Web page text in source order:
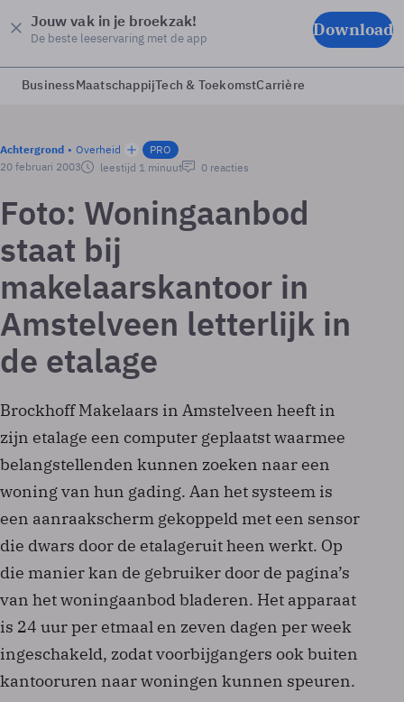
Jouw vak in je broekzak!
De beste leeservaring met de app Download
BusinessMaatschappijTech & ToekomstCarrière
Achtergrond Overheid
PRO
20 februari 2003
leestijd 1 minuut 0 reacties
Foto: Woningaanbod
staat bij
makelaarskantoor in
Amstelveen letterlijk in
de etalage
Brockhoff Makelaars in Amstelveen heeft in
zijn etalage een computer geplaatst waarmee
belangstellenden kunnen zoeken naar een
woning van hun gading. Aan het systeem is
een aanraakscherm gekoppeld met een sensor
die dwars door de etalageruit heen werkt. Op
die manier kan de gebruiker door de pagina’s
van het woningaanbod bladeren. Het apparaat
is 24 uur per etmaal en zeven dagen per week
ingeschakeld, zodat voorbijgangers ook buiten
kantooruren naar woningen kunnen speuren.